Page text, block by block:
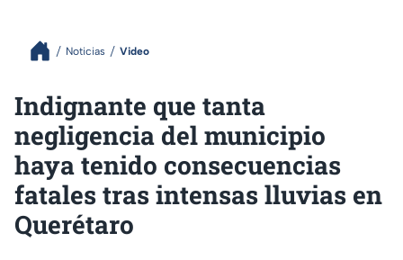
Noticias Video
Indignante que tanta
negligencia del municipio
haya tenido consecuencias
fatales tras intensas lluvias en
Querétaro